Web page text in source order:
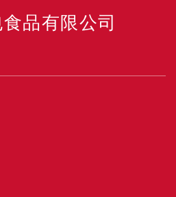
品有限公司